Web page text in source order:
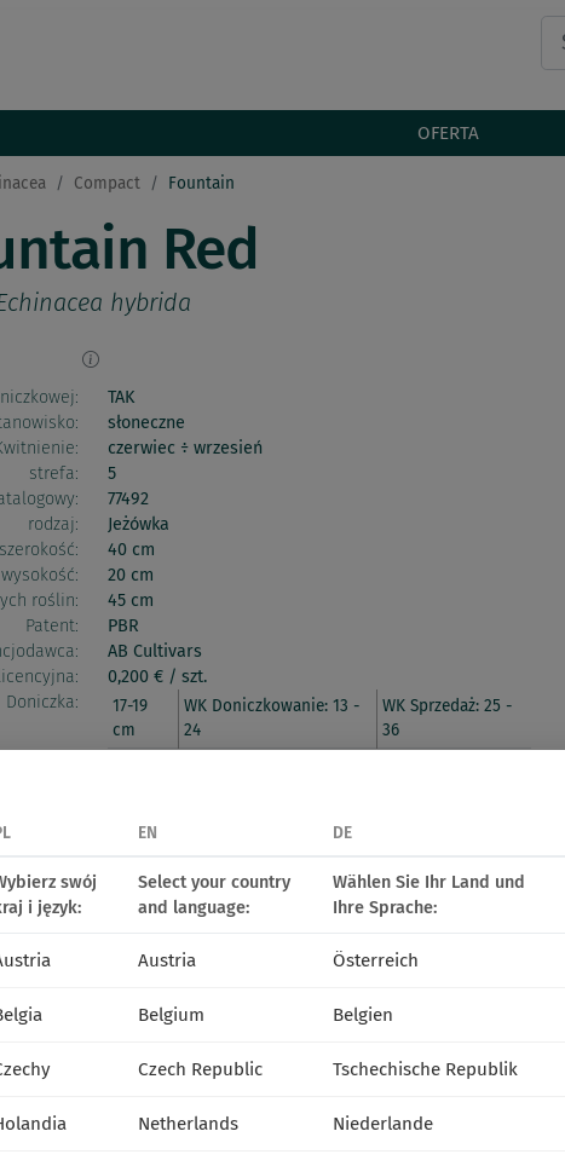
OFERTA
Compact Fountain
Red
hybrida
TAK
słoneczne
czerwiec ÷ wrzesień
strefa:
5
77492
rodzaj:
Jeżówka
szerokość:
40 cm
wysokość:
20 cm
roślin:
45 cm
Patent:
PBR
AB Cultivars
0,200 € / szt.
Doniczka:
17-19
cm
WK Doniczkowanie: 13 -
24
WK Sprzedaż: 25 -
36
na pierwszym planie. Roślina o zwartym pokroju
bardzo bujne liście. Preferuje świeże, przepuszczalne
na słonecznym stanowisku.
Oferta 2026
EN DE
swój
i język:
Select your country
and language:
Wählen Sie Ihr Land und
Ihre Sprache:
Austria Österreich
Belgium Belgien
Czech Republic Tschechische Republik
Netherlands Niederlande